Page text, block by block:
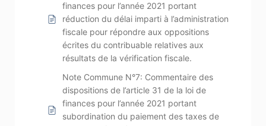
finances pour l’année 2021 portant
réduction du délai imparti à l’administration
fiscale pour répondre aux oppositions
écrites du contribuable relatives aux
résultats de la vérification fiscale.
Note Commune N°7: Commentaire des
dispositions de l’article 31 de la loi de
finances pour l’année 2021 portant
subordination du paiement des taxes de